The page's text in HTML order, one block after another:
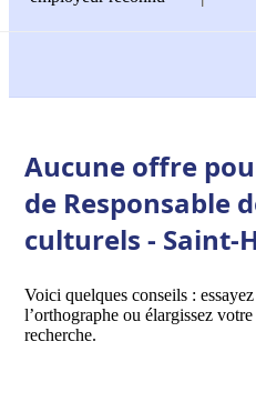
Aucune offre
de Responsable
culturels - Saint-
Voici quelques conseils :
l’orthographe ou élargissez
recherche.